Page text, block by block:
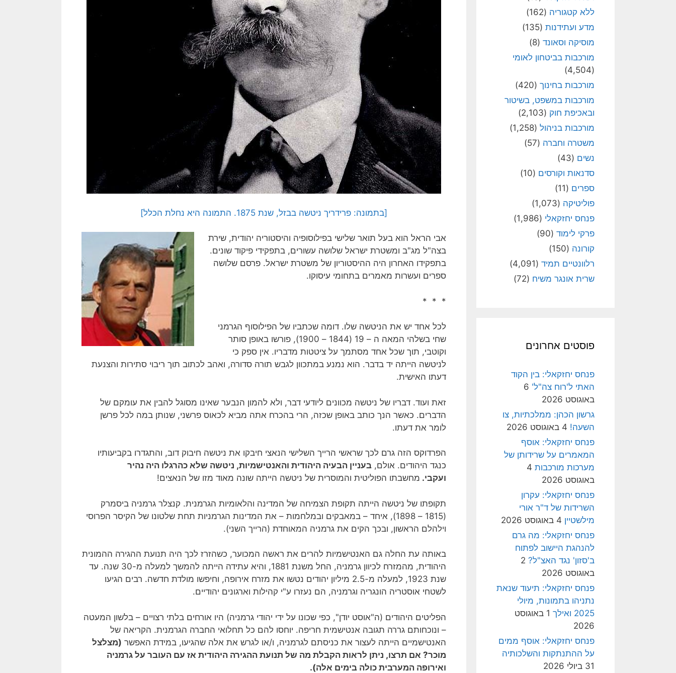
[בתמונה: פרידריך ניטשה בבזל, שנת 1875. התמונה היא נחלת הכלל]
אבי הראל הוא בעל תואר שלישי בפילוסופיה והיסטוריה יהודית, שירת
בצה"ל מג"ב ומשטרת ישראל שלושה עשורים, בתפקידי פיקוד שונים.
בתפקידו האחרון היה ההיסטוריון של משטרת ישראל. פרסם שלושה
ספרים ועשרות מאמרים בתחומי עיסוקו.
* * *
לכל אחד יש את הניטשה שלו. דומה שכתביו של הפילוסוף הגרמני
שחי בשלהי המאה ה – 19 (1844 – 1900), פורשו באופן סותר
וקוטבי, תוך שכל אחד מסתמך על ציטטות מדבריו. אין ספק כי
לניטשה הייתה יד בדבר. הוא נמנע במתכוון לגבש תורה סדורה, ואהב לכתוב תוך ריבוי סתירות והצנעת
דעתו האישית.
זאת ועוד. דבריו של ניטשה מכוונים ליודעי דבר, ולא להמון הנבער שאינו מסוגל להבין את עומקם של
הדברים. כאשר הנך כותב באופן שכזה, הרי בהכרח אתה מביא לכאוס פרשני, שנותן במה לכל פרשן
לומר את דעתו.
הפרדוקס הזה גרם לכך שראשי הרייך השלישי הנאצי חיבקו את ניטשה חיבוק דוב, והתגדרו בקביעותיו
כנגד היהודים. אולם, בעניין הבעיה היהודית והאנטישמיות, ניטשה שלא כהרגלו היה נהיר
ועקבי. מחשבתו הפוליטית והמוסרית של ניטשה הייתה שונה מאוד מזו של הנאצים!
תקופתו של ניטשה הייתה תקופת הצמיחה של המדינה והלאומיות הגרמנית. קנצלר גרמניה ביסמרק
(1815 – 1898), איחד – במאבקים ובמלחמות – את המדינות הגרמניות תחת שלטונו של הקיסר הפרוסי
וילהלם הראשון, ובכך הקים את גרמניה המאוחדת (הרייך השני).
באותה עת החלה גם האנטישמיות להרים את ראשה המכוער, כשהזרז לכך היה תנועת ההגירה ההמונית
היהודית, מהמזרח לכיוון גרמניה, החל משנת 1881, והיא עתידה הייתה להמשך למעלה מ-30 שנה. עד
שנת 1923, למעלה מ-2.5 מיליון יהודים נטשו את מזרח אירופה, וחיפשו מולדת חדשה. רבים הגיעו
לשטחי אוסטריה הונגריה וגרמניה, הם נעזרו ע"י קהילות וארגונים יהודיים.
הפליטים היהודים (ה"אוסט יודן", כפי שכונו על ידי יהודי גרמניה) היו אורחים בלתי רצויים – בלשון המעטה
– ונוכחותם גררה תגובה אנטישמית חריפה. יוחסו להם כל תחלואי החברה הגרמנית. הקריאה של
האנטישמיים הייתה לעצור את כניסתם לגרמניה, ו/או לגרש את אלה שהגיעו, במידת האפשר (מצלצל
מוכר? אם תרצו, ניתן לראות הקבלת מה של תנועת ההגירה היהודית אז עם העובר על גרמניה
ואירופה המערבית כולה בימים אלה).
ללא קטגוריה (162)
מדע ועתידנות (135)
מוסיקה וסאונד (8)
מורכבות בביטחון לאומי
(4,504)
מורכבות בחינוך (420)
מורכבות במשפט, בשיטור
ובאכיפת חוק (2,103)
מורכבות בניהול (1,258)
משטרה וחברה (57)
נשים (43)
סדנאות וקורסים (10)
ספרים (11)
פוליטיקה (1,073)
פנחס יחזקאלי (1,986)
פרקי לימוד (90)
קורונה (150)
רלוונטיים תמיד (4,091)
שרית אונגר משיח (72)
פוסטים אחרונים
פנחס יחזקאלי: בין הקוד
האתי ל'רוח צה"ל' 6
באוגוסט 2026
גרשון הכהן: ממלכתיות, צו
השעה! 4 באוגוסט 2026
פנחס יחזקאלי: אוסף
המאמרים על שרידותן של
מערכות מורכבות 4
באוגוסט 2026
פנחס יחזקאלי: עקרון
השרידות של ד"ר אורי
מילשטיין 4 באוגוסט 2026
פנחס יחזקאלי: מה גרם
להנהגת היישוב לפתוח
ב'סזון' נגד האצ"ל? 2
באוגוסט 2026
פנחס יחזקאלי: תיעוד שנאת
נתניהו בתמונות, מיולי
2025 ואילך
1 באוגוסט
2026
פנחס יחזקאלי: אוסף ממים
על ההתנתקות והשלכותיה
31 ביולי 2026